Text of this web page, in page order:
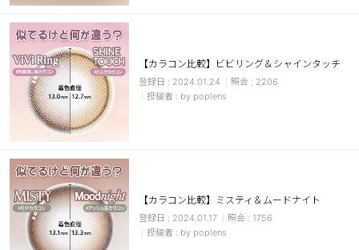
よりどりキット
カラー
ブラウン
チョコ
グレー
ブラック
ヘーゼル
ブルー
透明
乱視用
ハロウィンカラコン
【カラコン比較】ビビリング＆シャインタッチ
2024.01.24
2206
by poplens
【カラコン比較】ミスティ＆ムードナイト
2024.01.17
1756
by poplens